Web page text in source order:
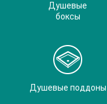
Душевые
боксы
Душевые поддоны